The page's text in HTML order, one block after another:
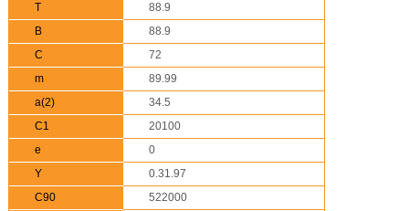
T
88.9
B
88.9
C
72
m
89.99
a(2)
34.5
C1
20100
e
0
Y
0.31.97
C90
522000